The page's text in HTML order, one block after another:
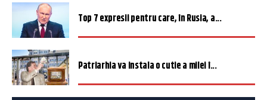
Top 7 expresii pentru care, în Rusia, a...
Patriarhia va instala o cutie a milei î...